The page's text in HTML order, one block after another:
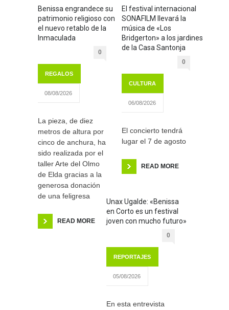
Benissa engrandece su
patrimonio religioso con
el nuevo retablo de la
Inmaculada
0
REGALOS
08/08/2026
La pieza, de diez
metros de altura por
cinco de anchura, ha
sido realizada por el
taller Arte del Olmo
de Elda gracias a la
generosa donación
de una feligresa
READ MORE
El festival internacional
SONAFILM llevará la
música de «Los
Bridgerton» a los jardines
de la Casa Santonja
0
CULTURA
06/08/2026
El concierto tendrá
lugar el 7 de agosto
READ MORE
Unax Ugalde: «Benissa
en Corto es un festival
joven con mucho futuro»
0
REPORTAJES
05/08/2026
En esta entrevista